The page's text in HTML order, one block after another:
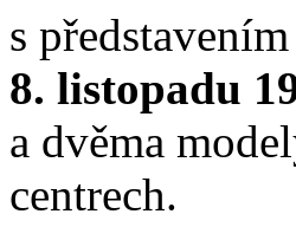
s představením
8. listopadu
a dvěma
centrech.